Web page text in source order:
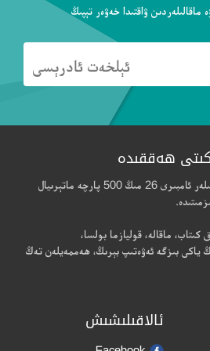
ۋاقتىدا خەۋەر تېپىڭ
ھەققىدە
ئۇيغۇر كىتاب تورى ۋە ماقالىلەر ئامبىرى 26 مىڭ 500 پارچە ماتېرىيال
ماقالە، قوليازما بولسا،
ياكى بىزگە ئەۋەتىپ بېرىڭ، ھەممەيلەن تەڭ
ئالاقىلىشىش